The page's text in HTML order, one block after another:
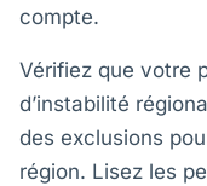
compte.
Vérifiez que votre
d’instabilité
des exclusions
région. Lisez les